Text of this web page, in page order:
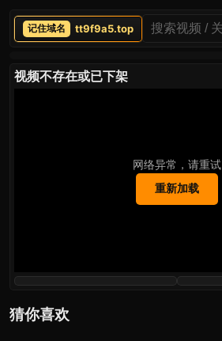
tt9f9a5.top
视频不存在或已下架
网络异常，请重试
重新加载
猜你喜欢